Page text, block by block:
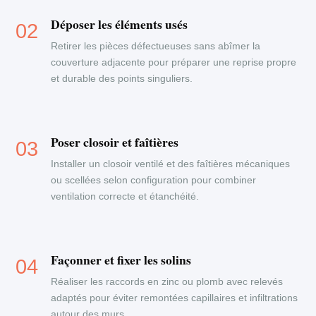
Déposer les éléments usés
Retirer les pièces défectueuses sans abîmer la
couverture adjacente pour préparer une reprise propre
et durable des points singuliers.
Poser closoir et faîtières
Installer un closoir ventilé et des faîtières mécaniques
ou scellées selon configuration pour combiner
ventilation correcte et étanchéité.
Façonner et fixer les solins
Réaliser les raccords en zinc ou plomb avec relevés
adaptés pour éviter remontées capillaires et infiltrations